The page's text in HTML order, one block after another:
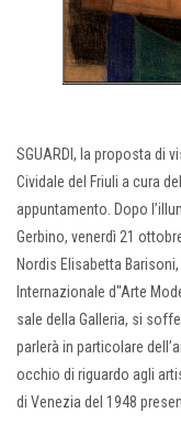
SGUARDI, la proposta di
Cividale del Friuli a cura
appuntamento. Dopo
Gerbino, venerdì 21
Nordis Elisabetta
Internazionale d''Arte
sale della Galleria, si
parlerà in particolare
occhio di riguardo agli
di Venezia del 1948